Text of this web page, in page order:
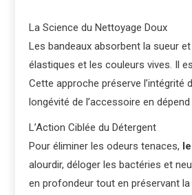
La Science du Nettoyage Doux
Les bandeaux absorbent la sueur
élastiques et les couleurs vives. Il
Cette approche préserve
longévité de l’accessoire en
L’Action Ciblée du Détergent
Pour éliminer les odeurs tenaces, le
alourdir, déloger les bactéries et
en profondeur tout en préservant